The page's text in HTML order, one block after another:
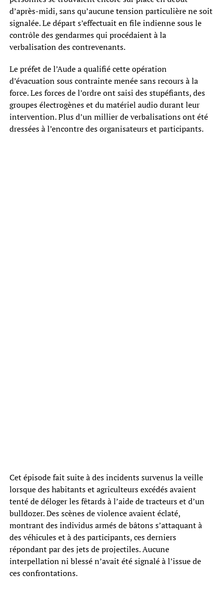
d’après-midi, sans qu’aucune tension particulière ne soit
signalée. Le départ s’effectuait en file indienne sous le
contrôle des gendarmes qui procédaient à la
verbalisation des contrevenants.
Le préfet de l’Aude a qualifié cette opération
d’évacuation sous contrainte menée sans recours à la
force. Les forces de l’ordre ont saisi des stupéfiants, des
groupes électrogènes et du matériel audio durant leur
intervention. Plus d’un millier de verbalisations ont été
dressées à l’encontre des organisateurs et participants.
Cet épisode fait suite à des incidents survenus la veille
lorsque des habitants et agriculteurs excédés avaient
tenté de déloger les fêtards à l’aide de tracteurs et d’un
bulldozer. Des scènes de violence avaient éclaté,
montrant des individus armés de bâtons s’attaquant à
des véhicules et à des participants, ces derniers
répondant par des jets de projectiles. Aucune
interpellation ni blessé n’avait été signalé à l’issue de
ces confrontations.